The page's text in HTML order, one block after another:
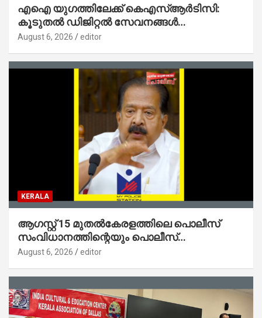
എഐ യുഗത്തിലേക്ക് കെഎസ്ആർടിസി:
കൂടുതൽ ഡിജിറ്റൽ സേവനങ്ങൾ
ജനങ്ങളിലേക്കെത്തിക്കും – മന്ത്രി സി പി
August 6, 2026 editor
KERALA
ആഗസ്റ്റ് 15 മുതല്‍കേരളത്തിലെ പൊലീസ്
സംവിധാനത്തിന്റെയും പൊലീസ്
സ്റ്റേഷനുകളുടെയും മുഖഛായ മാറുകയാണ് :
August 6, 2026 editor